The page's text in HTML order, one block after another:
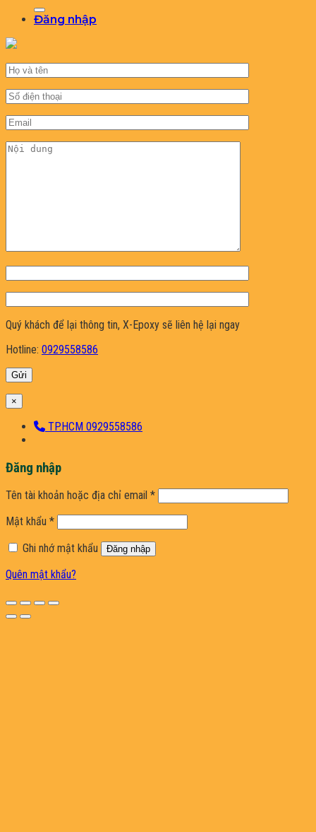
Đăng nhập
Quý khách để lại thông tin, X-Epoxy sẽ liên hệ lại ngay
Hotline: 0929558586
×
TP.HCM 0929558586
Đăng nhập
Tên tài khoản hoặc địa chỉ email *Bắt
Mật khẩu *Bắt
Ghi nhớ mật khẩu
Đăng nhập
Quên mật khẩu?